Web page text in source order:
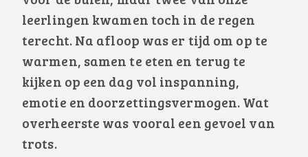
leerlingen kwamen toch in de regen
terecht. Na afloop was er tijd om op te
warmen, samen te eten en terug te
kijken op een dag vol inspanning,
emotie en doorzettingsvermogen. Wat
overheerste was vooral een gevoel van
trots.